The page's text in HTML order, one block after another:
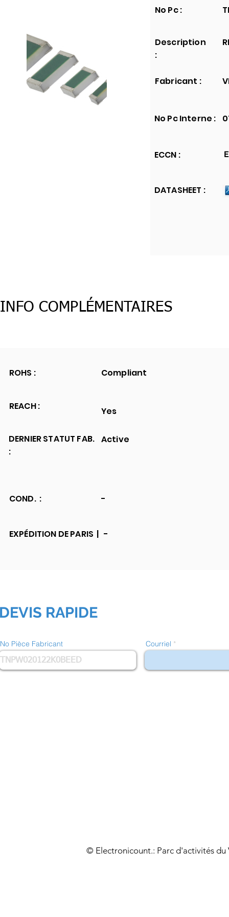
No Pc :
Description
:
Fabricant :
No Pc Interne :
ECCN :
DATASHEET :
INFO COMPLÉMENTAIRES
ROHS : Compliant
REACH :
DERNIER STATUT FAB.
:
Yes
Active
COND. : -
EXPÉDITION DE PARIS | -
RAPIDE
No Pièce Fabricant Courriel
© Electronicount.: Parc d'activités du